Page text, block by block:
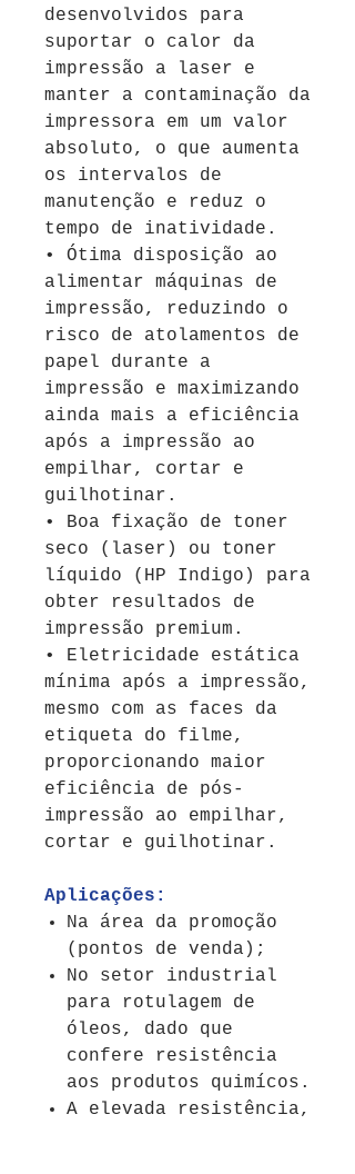
desenvolvidos para
suportar o calor da
impressão a laser e
manter a contaminação da
impressora em um valor
absoluto, o que aumenta
os intervalos de
manutenção e reduz o
tempo de inatividade.
• Ótima disposição ao
alimentar máquinas de
impressão, reduzindo o
risco de atolamentos de
papel durante a
impressão e maximizando
ainda mais a eficiência
após a impressão ao
empilhar, cortar e
guilhotinar.
• Boa fixação de toner
seco (laser) ou toner
líquido (HP Indigo) para
obter resultados de
impressão premium.
• Eletricidade estática
mínima após a impressão,
mesmo com as faces da
etiqueta do filme,
proporcionando maior
eficiência de pós-
impressão ao empilhar,
cortar e guilhotinar.
Aplicações:
Na área da promoção
(pontos de venda);
No setor industrial
para rotulagem de
óleos, dado que
confere resistência
aos produtos quimícos.
A elevada resistência,